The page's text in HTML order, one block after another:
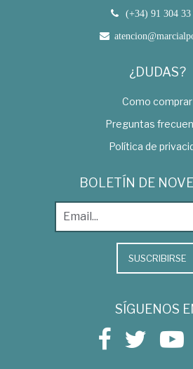
(+34) 91 304 33
¿DUDAS?
Como comprar
Preguntas
Política de
BOLETÍN DE
SUSCRIBIRSE
SÍGUENOS